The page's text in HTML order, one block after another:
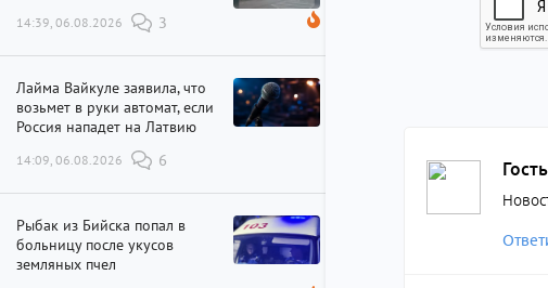
14:39, 06.08.2026 3
Лайма Вайкуле заявила, что
возьмет в руки автомат, если
Россия нападет на Латвию
14:09, 06.08.2026 6
Рыбак из Бийска попал в
больницу после укусов
земляных пчел
Гость